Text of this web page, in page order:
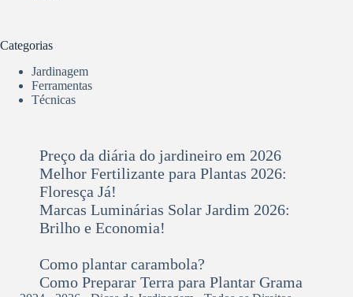
Categorias
Jardinagem
Ferramentas
Técnicas
Preço da diária do jardineiro em 2026
Melhor Fertilizante para Plantas 2026:
Floresça Já!
Marcas Luminárias Solar Jardim 2026:
Brilho e Economia!
Como plantar carambola?
Como Preparar Terra para Plantar Grama